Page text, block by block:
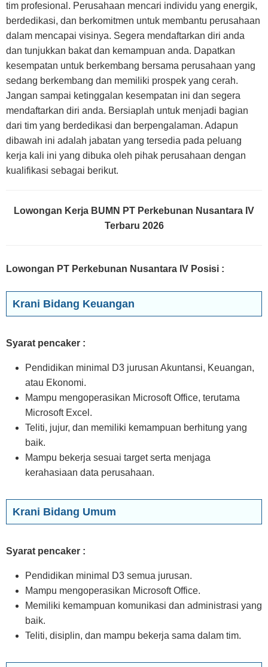
tim profesional. Perusahaan mencari individu yang energik,
berdedikasi, dan berkomitmen untuk membantu perusahaan
dalam mencapai visinya. Segera mendaftarkan diri anda
dan tunjukkan bakat dan kemampuan anda. Dapatkan
kesempatan untuk berkembang bersama perusahaan yang
sedang berkembang dan memiliki prospek yang cerah.
Jangan sampai ketinggalan kesempatan ini dan segera
mendaftarkan diri anda. Bersiaplah untuk menjadi bagian
dari tim yang berdedikasi dan berpengalaman. Adapun
dibawah ini adalah jabatan yang tersedia pada peluang
kerja kali ini yang dibuka oleh pihak perusahaan dengan
kualifikasi sebagai berikut.
Lowongan Kerja BUMN PT Perkebunan Nusantara IV
Terbaru 2026
Lowongan PT Perkebunan Nusantara IV Posisi :
Krani Bidang Keuangan
Syarat pencaker :
Pendidikan minimal D3 jurusan Akuntansi, Keuangan,
atau Ekonomi.
Mampu mengoperasikan Microsoft Office, terutama
Microsoft Excel.
Teliti, jujur, dan memiliki kemampuan berhitung yang
baik.
Mampu bekerja sesuai target serta menjaga
kerahasiaan data perusahaan.
Krani Bidang Umum
Syarat pencaker :
Pendidikan minimal D3 semua jurusan.
Mampu mengoperasikan Microsoft Office.
Memiliki kemampuan komunikasi dan administrasi yang
baik.
Teliti, disiplin, dan mampu bekerja sama dalam tim.